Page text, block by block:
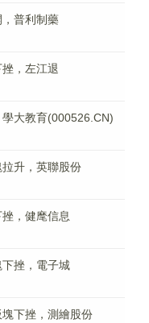
，普利制藥
挫，左江退
學大教育(000526.CN)
拉升，英聯股份
挫，健麾信息
下挫，電子城
塊下挫，測繪股份